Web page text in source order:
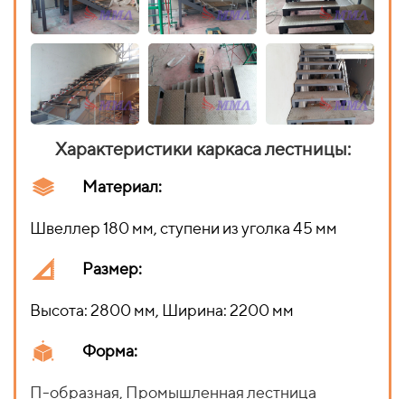
Характеристики каркаса лестницы:
Материал:
Швеллер 180 мм, ступени из уголка 45 мм
Размер:
Высота: 2800 мм, Ширина: 2200 мм
Форма:
П-образная, Промышленная лестница